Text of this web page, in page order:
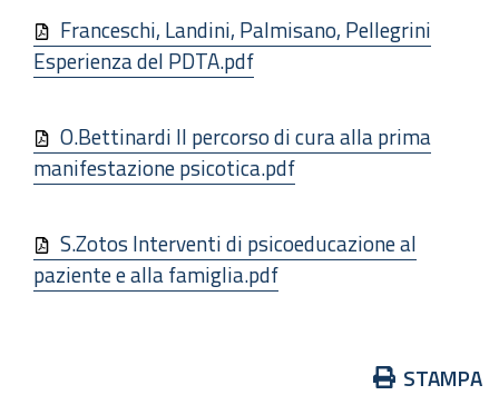
Franceschi, Landini, Palmisano, Pellegrini
Esperienza del PDTA.pdf
O.Bettinardi Il percorso di cura alla prima
manifestazione psicotica.pdf
S.Zotos Interventi di psicoeducazione al
paziente e alla famiglia.pdf
STAMPA